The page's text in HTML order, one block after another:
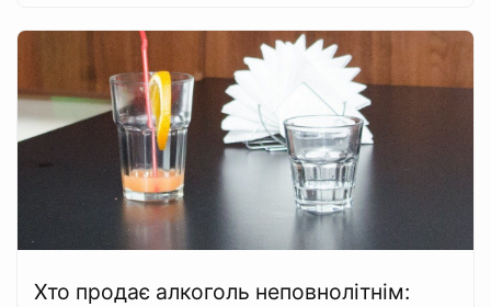
Хто продає алкоголь неповнолітнім: